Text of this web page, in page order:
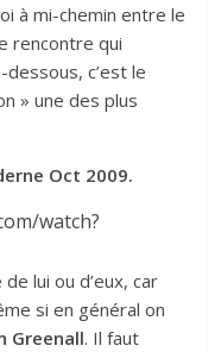
à mi-chemin entre le
rencontre qui
c’est le
» une des plus
Oct 2009.
watch?
lui ou d’eux, car
si en général on
Greenall. Il faut